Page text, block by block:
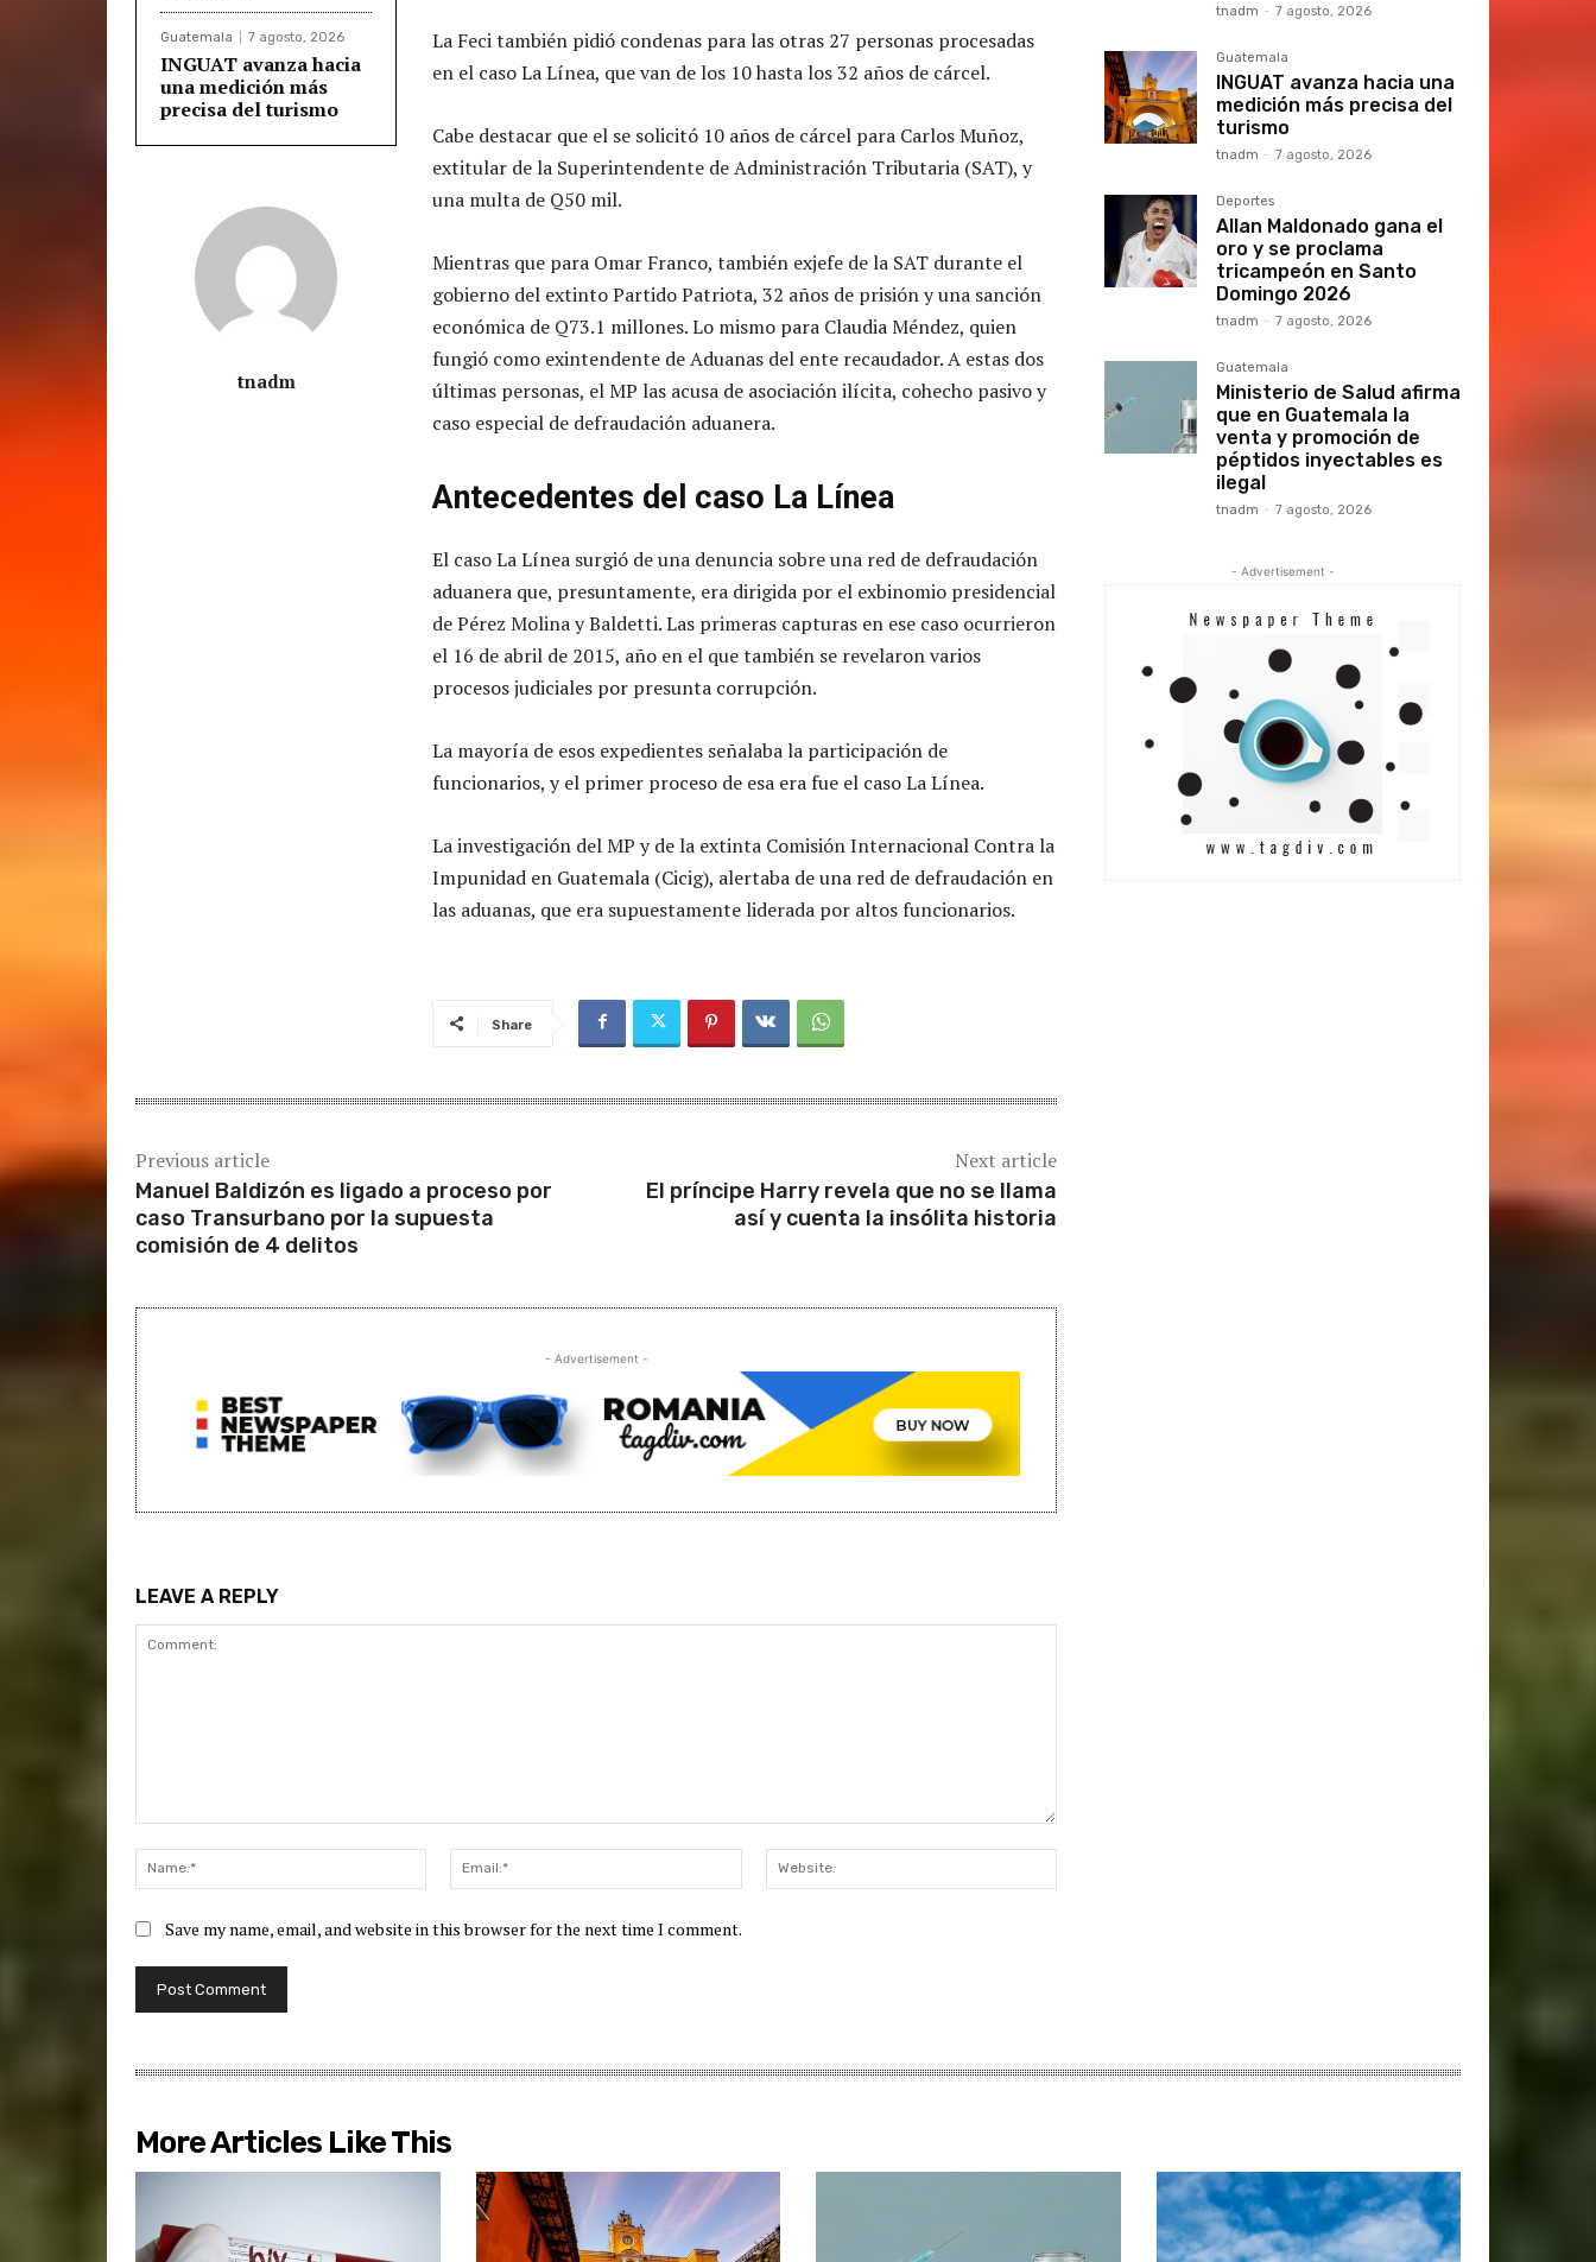
Guatemala 7 agosto, 2026
INGUAT avanza hacia
una medición más
precisa del turismo
tnadm
La Feci también pidió condenas para las otras 27 personas procesadas
en el caso La Línea, que van de los 10 hasta los 32 años de cárcel.
Cabe destacar que el se solicitó 10 años de cárcel para Carlos Muñoz,
extitular de la Superintendente de Administración Tributaria (SAT), y
una multa de Q50 mil.
Mientras que para Omar Franco, también exjefe de la SAT durante el
gobierno del extinto Partido Patriota, 32 años de prisión y una sanción
económica de Q73.1 millones. Lo mismo para Claudia Méndez, quien
fungió como exintendente de Aduanas del ente recaudador. A estas dos
últimas personas, el MP las acusa de asociación ilícita, cohecho pasivo y
caso especial de defraudación aduanera.
Antecedentes del caso La Línea
El caso La Línea surgió de una denuncia sobre una red de defraudación
aduanera que, presuntamente, era dirigida por el exbinomio presidencial
de Pérez Molina y Baldetti. Las primeras capturas en ese caso ocurrieron
el 16 de abril de 2015, año en el que también se revelaron varios
procesos judiciales por presunta corrupción.
La mayoría de esos expedientes señalaba la participación de
funcionarios, y el primer proceso de esa era fue el caso La Línea.
La investigación del MP y de la extinta Comisión Internacional Contra la
Impunidad en Guatemala (Cicig), alertaba de una red de defraudación en
las aduanas, que era supuestamente liderada por altos funcionarios.
Share
Previous article
Manuel Baldizón es ligado a proceso por
caso Transurbano por la supuesta
comisión de 4 delitos
Next article
El príncipe Harry revela que no se llama
así y cuenta la insólita historia
- Advertisement -
LEAVE A REPLY
Name:*
Email:*
Save my name, email, and website in this browser for the next time I comment.
tnadm - 7 agosto, 2026
Guatemala
INGUAT avanza hacia una
medición más precisa del
turismo
tnadm - 7 agosto, 2026
Deportes
Allan Maldonado gana el
oro y se proclama
tricampeón en Santo
Domingo 2026
tnadm - 7 agosto, 2026
Guatemala
Ministerio de Salud afirma
que en Guatemala la
venta y promoción de
péptidos inyectables es
ilegal
tnadm - 7 agosto, 2026
- Advertisement -
More Articles Like This